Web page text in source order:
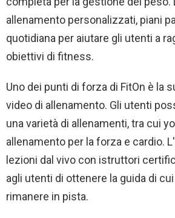
allenamento personalizzati, piani
quotidiana per aiutare gli utenti a
obiettivi di fitness.
Uno dei punti di forza di FitOn è la
video di allenamento. Gli utenti
una varietà di allenamenti, tra cui
allenamento per la forza e cardio.
lezioni dal vivo con istruttori
agli utenti di ottenere la guida di
rimanere in pista.